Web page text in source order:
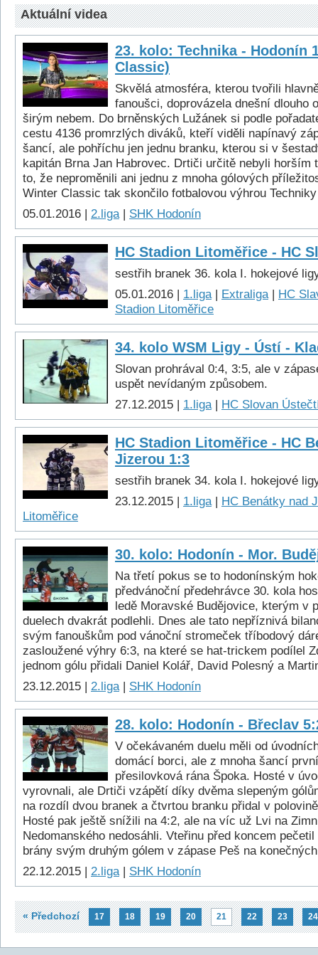
Aktuální videa
23. kolo: Technika - Hodonín
Classic)
Skvělá atmosféra, kterou tvořili
fanoušci, doprovázela dnešní dlouho
širým nebem. Do brněnských Lužánek si podle
cestu 4136 promrzlých diváků, kteří viděli napínavý
šancí, ale pohříchu jen jednu branku, kterou si v
kapitán Brna Jan Habrovec. Drtiči určitě nebyli horším
to, že neproměnili ani jednu z mnoha gólových
Winter Classic tak skončilo fotbalovou výhrou
05.01.2016 | 2.liga| SHK Hodonín
HC Stadion Litoměřice - HC
sestřih branek 36. kola I. hokejové
05.01.2016 | 1.liga| Extraliga| HC
Stadion Litoměřice
34. kolo WSM Ligy - Ústí -
Slovan prohrával 0:4, 3:5, ale v
uspět nevídaným způsobem.
27.12.2015 | 1.liga| HC Slovan
HC Stadion Litoměřice - HC
Jizerou 1:3
sestřih branek 34. kola I. hokejové
23.12.2015 | 1.liga| HC Benátky nad
Litoměřice
30. kolo: Hodonín - Mor.
Na třetí pokus se to hodonínským
předvánoční předehrávce 30. kola
ledě Moravské Budějovice, kterým v
duelech dvakrát podlehli. Dnes ale tato nepříznivá
svým fanouškům pod vánoční stromeček tříbodový
zasloužené výhry 6:3, na které se hat-trickem podílel
jednom gólu přidali Daniel Kolář, David Polesný a
23.12.2015 | 2.liga| SHK Hodonín
28. kolo: Hodonín - Břeclav
V očekávaném duelu měli od
domácí borci, ale z mnoha šancí
přesilovková rána Špoka. Hosté v
vyrovnali, ale Drtiči vzápětí díky dvěma slepeným
na rozdíl dvou branek a čtvrtou branku přidal v
Hosté pak ještě snížili na 4:2, ale na víc už Lvi na
Nedomanského nedosáhli. Vteřinu před koncem
brány svým druhým gólem v zápase Peš na
22.12.2015 | 2.liga| SHK Hodonín
« Předchozí 17 18 19 20 21 22 23 24